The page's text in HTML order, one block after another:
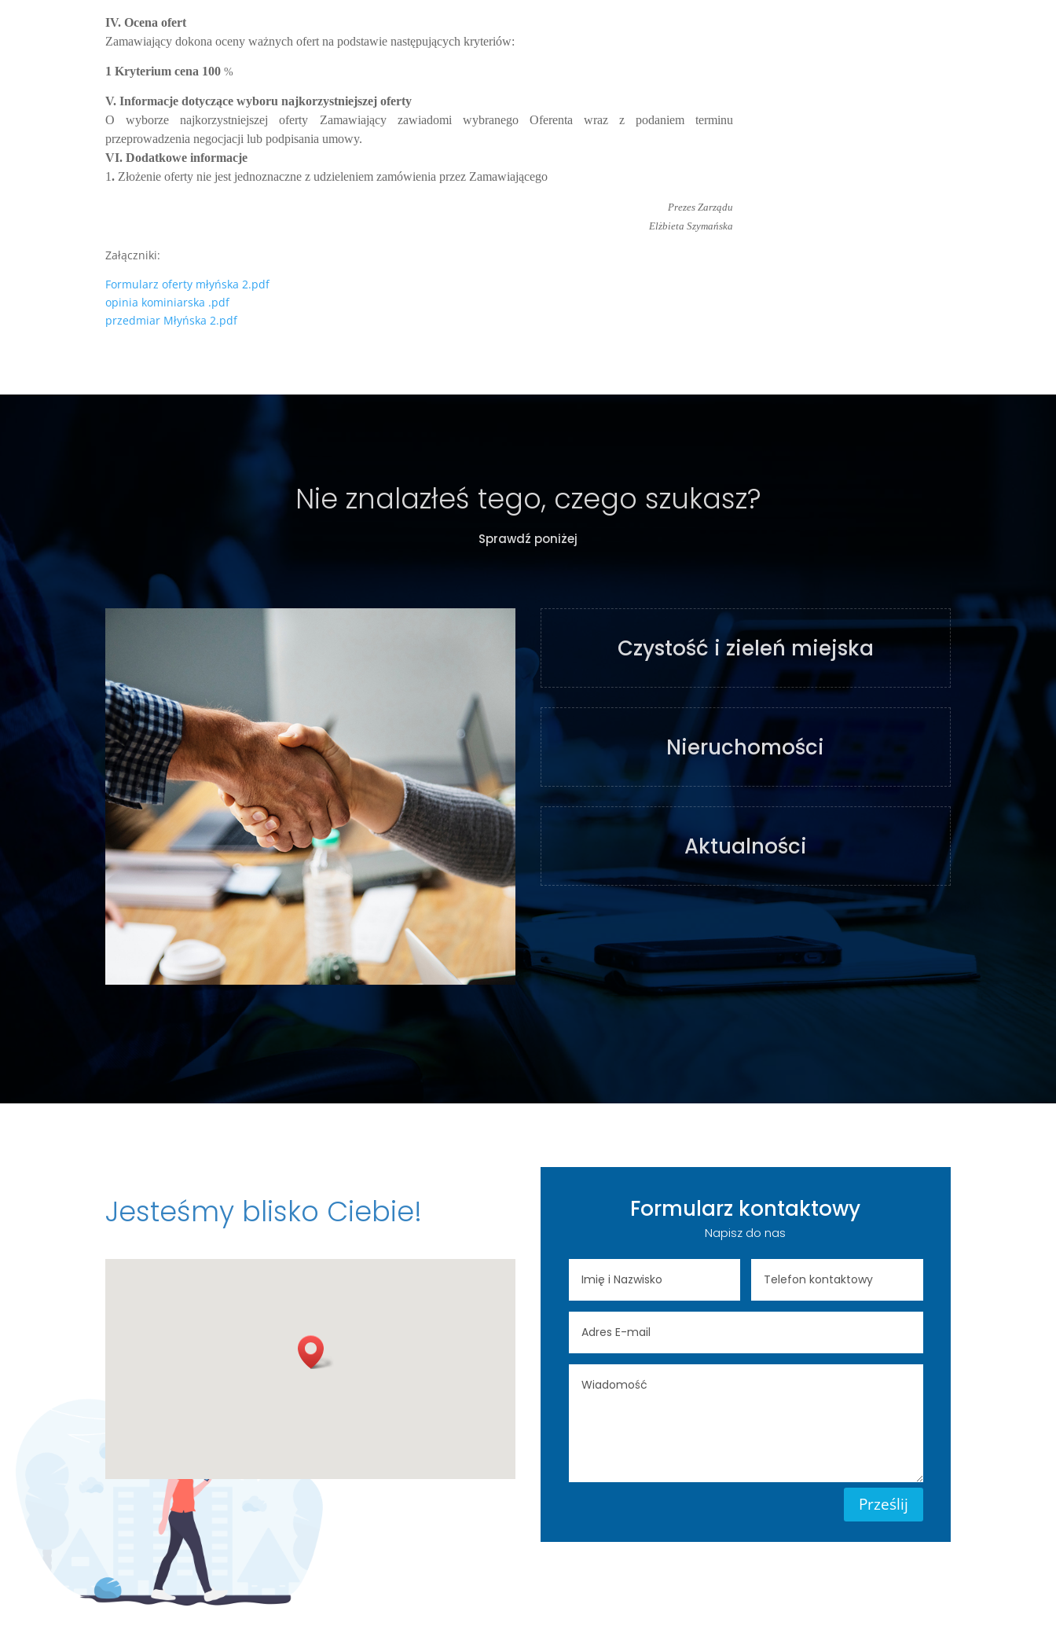
IV. Ocena ofert
Zamawiający dokona oceny ważnych ofert na podstawie następujących kryteriów:
1 Kryterium cena 100%
V. Informacje dotyczące wyboru najkorzystniejszej oferty
O wyborze najkorzystniejszej oferty Zamawiający zawiadomi wybranego Oferenta wraz z podaniem terminu
przeprowadzenia negocjacji lub podpisania umowy.
VI. Dodatkowe informacje
1. Złożenie oferty nie jest jednoznaczne z udzieleniem zamówienia przez Zamawiającego
Prezes Zarządu
Elżbieta Szymańska
Załączniki:
Formularz oferty młyńska 2.pdf
opinia kominiarska .pdf
przedmiar Młyńska 2.pdf
Nie znalazłeś tego, czego szukasz?
Sprawdź poniżej
Czystość i zieleń miejska
Nieruchomości
Aktualności
Jesteśmy blisko Ciebie! Formularz kontaktowy
Napisz do nas
Prześlij